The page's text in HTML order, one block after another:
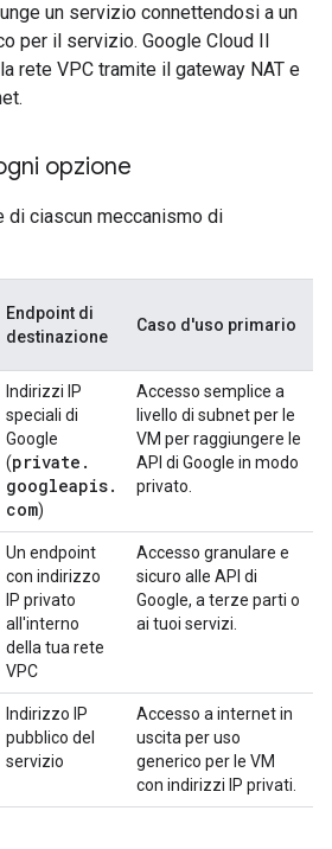
un servizio connettendosi a un
per il servizio. Google Cloud Il
rete VPC tramite il gateway NAT e
opzione
di ciascun meccanismo di
Endpoint di
destinazione
Caso d'uso primario
Indirizzi IP
speciali di
Google
(private .
googleapis.
com)
Accesso semplice a
livello di subnet per le
VM per raggiungere le
API di Google in modo
privato.
Un endpoint
con indirizzo
IP privato
all'interno
della tua rete
VPC
Accesso granulare e
sicuro alle API di
Google, a terze parti o
ai tuoi servizi.
Indirizzo IP
pubblico del
servizio
Accesso a internet in
uscita per uso
generico per le VM
con indirizzi IP privati.